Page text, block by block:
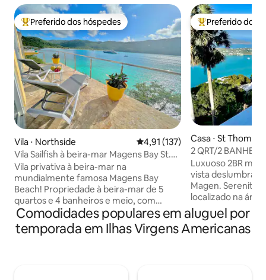
Entre os melhores preferidos dos hóspedes
Preferido dos hóspedes
Vila ⋅ Northside 4,91 de uma avaliação média de
4,91 (137)
Vila Sailfish à beira-mar Magens Bay St.
Thomas!
Vila privativa à beira-mar na
mundialmente famosa Magens Bay
Beach! Propriedade à beira-mar de 5
quartos e 4 banheiros e meio, com
acesso direto à praia. Oferece um chalé
à beira-mar de 1 quarto/1 banheiro que
acomoda até 4 hóspedes. Desfrute de
Entre os
Preferido dos
Casa ⋅ St Thomas
2 QRT/2
MagensBay!
Luxuoso 2BR
vista
Magen. Serenity
localizado na
Thomas perto de
Mountaintop. Ar
completo.
Comodidades populares em aluguel por
temporada em Ilhas Virgens Americanas